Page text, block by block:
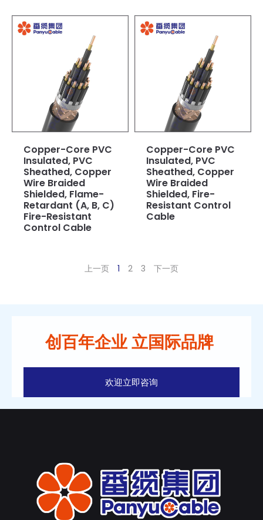
Copper-Core PVC
Insulated, PVC
Sheathed, Copper
Wire Braided
Shielded, Flame-
Retardant (A, B, C)
Fire-Resistant
Control Cable
Copper-Core PVC
Insulated, PVC
Sheathed, Copper
Wire Braided
Shielded, Fire-
Resistant Control
Cable
上一页 1 2 3 下一页
创百年企业 立国际品牌
欢迎立即咨询